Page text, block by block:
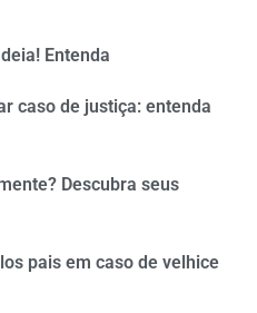
Entenda
caso de justiça: entenda
Descubra seus
pais em caso de velhice